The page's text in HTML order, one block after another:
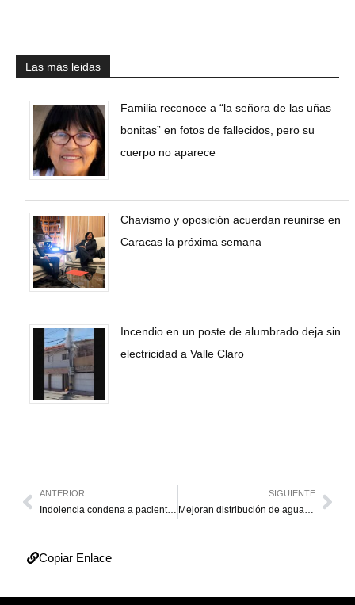
Las más leidas
Familia reconoce a “la señora de las uñas
bonitas” en fotos de fallecidos, pero su
cuerpo no aparece
Chavismo y oposición acuerdan reunirse en
Caracas la próxima semana
Incendio en un poste de alumbrado deja sin
electricidad a Valle Claro
ANTERIOR
Indolencia condena a pacientes trasplantados en Venezuela
SIGUIENTE
Mejoran distribución de agua en sector las 40 de Cabimas
Copiar Enlace